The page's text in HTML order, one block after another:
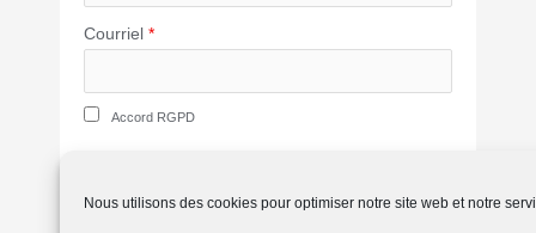
Nous utilisons des cookies pour optimiser notre site web et notre
Courriel *
Accord RGPD